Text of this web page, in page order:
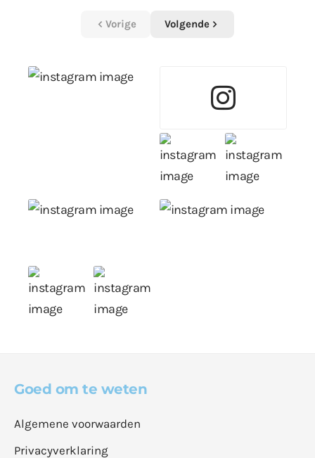
Vorige Volgende
Goed om te weten
Algemene voorwaarden
Privacyverklaring